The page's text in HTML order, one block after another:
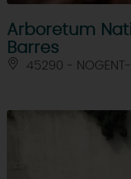
Arboretum
Barres
45290 - NOGENT-